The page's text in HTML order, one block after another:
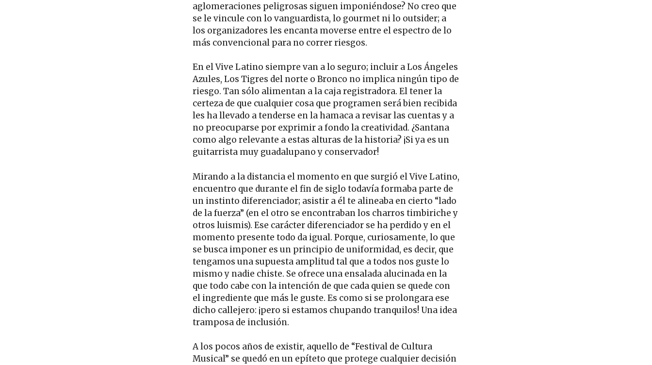
aglomeraciones peligrosas siguen imponiéndose? No creo que
se le vincule con lo vanguardista, lo gourmet ni lo outsider; a
los organizadores les encanta moverse entre el espectro de lo
más convencional para no correr riesgos.
En el Vive Latino siempre van a lo seguro; incluir a Los Ángeles
Azules, Los Tigres del norte o Bronco no implica ningún tipo de
riesgo. Tan sólo alimentan a la caja registradora. El tener la
certeza de que cualquier cosa que programen será bien recibida
les ha llevado a tenderse en la hamaca a revisar las cuentas y a
no preocuparse por exprimir a fondo la creatividad. ¿Santana
como algo relevante a estas alturas de la historia? ¡Si ya es un
guitarrista muy guadalupano y conservador!
Mirando a la distancia el momento en que surgió el Vive Latino,
encuentro que durante el fin de siglo todavía formaba parte de
un instinto diferenciador; asistir a él te alineaba en cierto “lado
de la fuerza” (en el otro se encontraban los charros timbiriche y
otros luismis). Ese carácter diferenciador se ha perdido y en el
momento presente todo da igual. Porque, curiosamente, lo que
se busca imponer es un principio de uniformidad, es decir, que
tengamos una supuesta amplitud tal que a todos nos guste lo
mismo y nadie chiste. Se ofrece una ensalada alucinada en la
que todo cabe con la intención de que cada quien se quede con
el ingrediente que más le guste. Es como si se prolongara ese
dicho callejero: ¡pero si estamos chupando tranquilos! Una idea
tramposa de inclusión.
A los pocos años de existir, aquello de “Festival de Cultura
Musical” se quedó en un epíteto que protege cualquier decisión